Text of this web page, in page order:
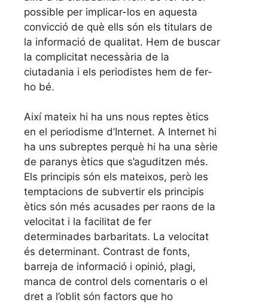
possible per implicar-los en aquesta
convicció de què ells són els titulars de
la informació de qualitat. Hem de buscar
la complicitat necessària de la
ciutadania i els periodistes hem de fer-
ho bé.
Així mateix hi ha uns nous reptes ètics
en el periodisme d’Internet. A Internet hi
ha uns subreptes perquè hi ha una sèrie
de paranys ètics que s’aguditzen més.
Els principis són els mateixos, però les
temptacions de subvertir els principis
ètics són més acusades per raons de la
velocitat i la facilitat de fer
determinades barbaritats. La velocitat
és determinant. Contrast de fonts,
barreja de informació i opinió, plagi,
manca de control dels comentaris o el
dret a l’oblit són factors que ho